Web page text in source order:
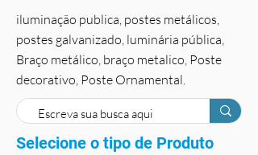
iluminação publica, postes metálicos,
postes galvanizado, luminária pública,
Braço metálico, braço metalico, Poste
decorativo, Poste Ornamental.
Selecione o tipo de Produto